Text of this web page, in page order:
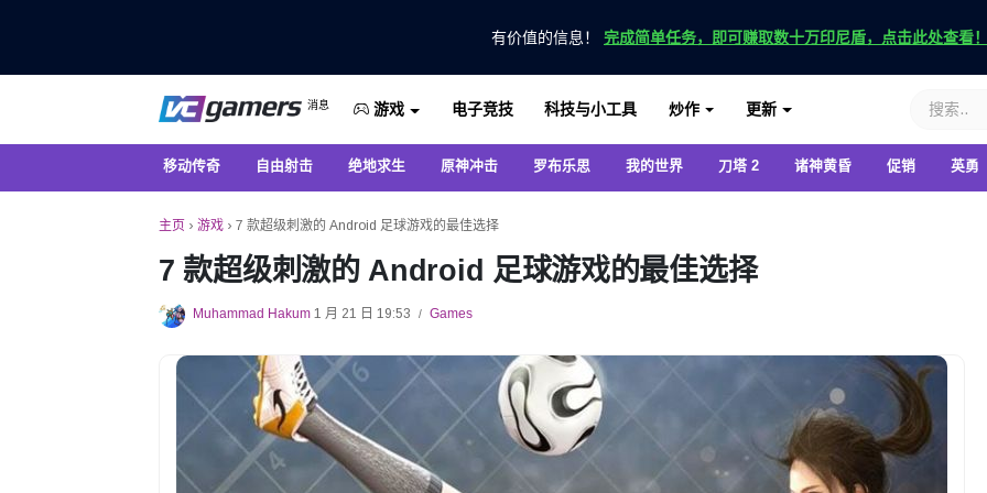
有价值的信息！ 完成简单任务，即可赚取数十万印尼盾，点击此处查看！
VC游戏新闻
消息
仅在 VCGamers 获取最新的游戏新闻
游戏 电子竞技 科技与小工具 炒作 更新
移动传奇 自由射击 绝地求生 原神冲击 罗布乐思 我的世界 刀塔 2 诸神黄昏 促销 英勇
主页 › 游戏 › 7 款超级刺激的 Android 足球游戏的最佳选择
7 款超级刺激的 Android 足球游戏的最佳选择
Muhammad Hakum 1 月 21 日 19:53 / Games